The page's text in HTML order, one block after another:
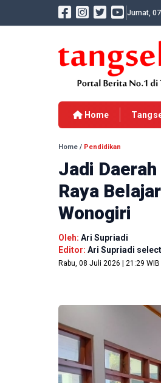
Jumat,
Home
Home / Pendidikan
Jadi
Raya
Wonogiri
Oleh: Ari Supriadi
Editor: Ari Supriadi
Rabu, 08 Juli 2026 | 21:29 WIB